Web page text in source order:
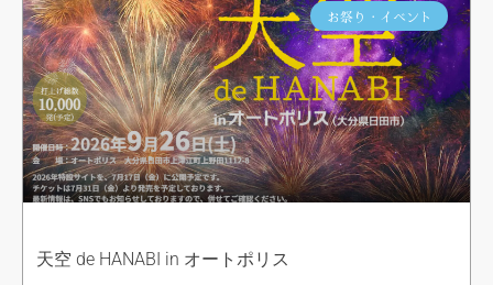
お祭り・イベント
天空 de HANABI in オートポリス